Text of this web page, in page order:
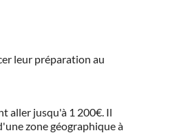
leur préparation au
aller jusqu'à 1 200€. Il
zone géographique à